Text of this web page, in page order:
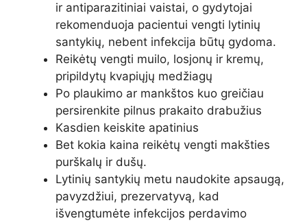
ir antiparazitiniai vaistai, o gydytojai
rekomenduoja pacientui vengti lytinių
santykių, nebent infekcija būtų gydoma.
Reikėtų vengti muilo, losjonų ir kremų,
pripildytų kvapiųjų medžiagų
Po plaukimo ar mankštos kuo greičiau
persirenkite pilnus prakaito drabužius
Kasdien keiskite apatinius
Bet kokia kaina reikėtų vengti makšties
purškalų ir dušų.
Lytinių santykių metu naudokite apsaugą,
pavyzdžiui, prezervatyvą, kad
išvengtumėte infekcijos perdavimo